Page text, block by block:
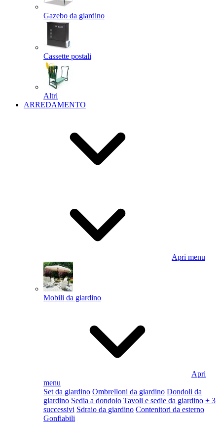
Gazebo da giardino
Cassette postali
Altri
ARREDAMENTO
Apri menu
Mobili da giardino
Apri
menu
Set da giardino Ombrelloni da giardino Dondoli da
giardino Sedia a dondolo Tavoli e sedie da giardino + 3
successivi Sdraio da giardino Contenitori da esterno
Gonfiabili